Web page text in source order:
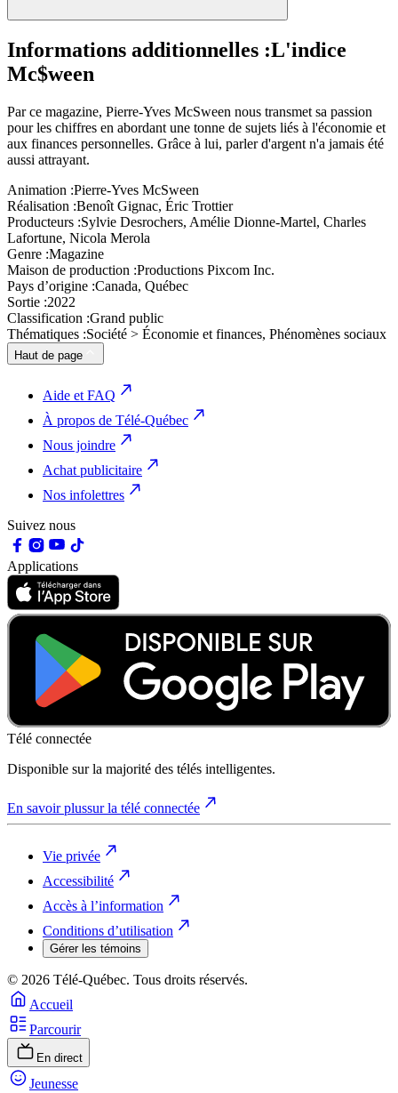
Informations additionnelles :L'indice
Mc$ween
Par ce magazine, Pierre-Yves McSween nous transmet sa passion
pour les chiffres en abordant une tonne de sujets liés à l'économie et
aux finances personnelles. Grâce à lui, parler d'argent n'a jamais été
aussi attrayant.
Animation :Pierre-Yves McSween
Réalisation :Benoît Gignac, Éric Trottier
Producteurs :Sylvie Desrochers, Amélie Dionne-Martel, Charles
Lafortune, Nicola Merola
Genre :Magazine
Maison de production :Productions Pixcom Inc.
Pays d’origine :Canada, Québec
Sortie :2022
Classification :Grand public
Thématiques :Société > Économie et finances, Phénomènes sociaux
Haut de page
Aide et FAQ
À propos de Télé-Québec
Nous joindre
Achat publicitaire
Nos infolettres
Suivez nous
Applications
Télé connectée
Disponible sur la majorité des télés intelligentes.
En savoir plussur la télé connectée
Vie privée
Accessibilité
Accès à l’information
Conditions d’utilisation
Gérer les témoins
© 2026 Télé-Québec. Tous droits réservés.
Accueil
Parcourir
En direct
Jeunesse